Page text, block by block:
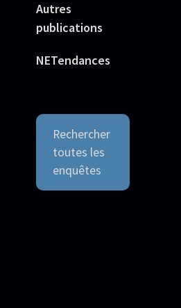
Autres
publications
NETendances
Rechercher
toutes les
enquêtes